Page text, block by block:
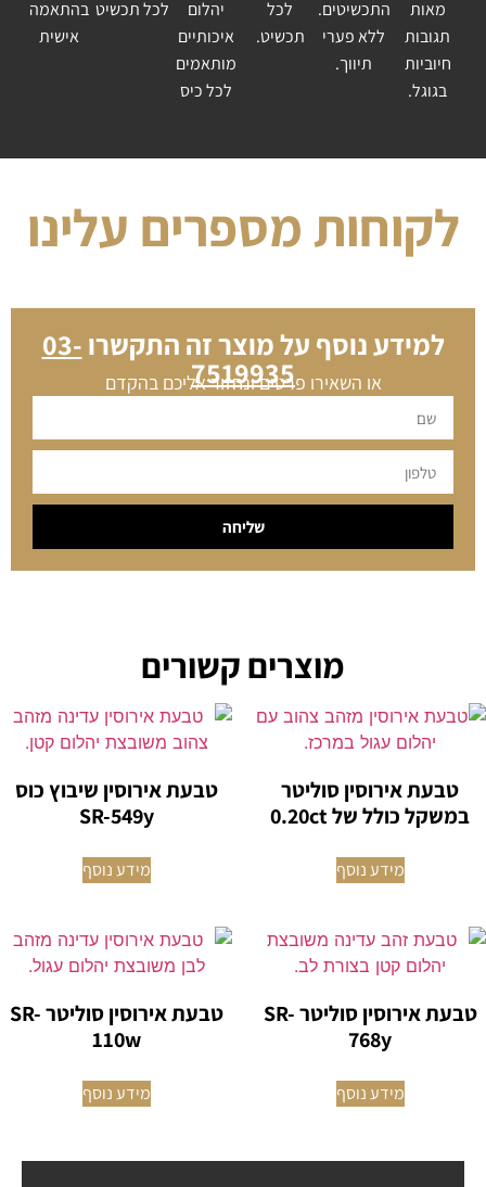
מאות
תגובות
חיוביות
בגוגל.
התכשיטים.
ללא פערי
תיווך.
לכל
תכשיט.
יהלום
איכותיים
מותאמים
לכל כיס
לכל תכשיט בהתאמה
אישית
לקוחות מספרים עלינו
למידע נוסף על מוצר זה התקשרו 03-
7519935
או השאירו פרטים ונחזור אליכם בהקדם
שליחה
מוצרים קשורים
טבעת אירוסין סוליטר
במשקל כולל של 0.20ct
מידע נוסף
טבעת אירוסין שיבוץ כוס
SR-549y
מידע נוסף
טבעת אירוסין סוליטר SR-
768y
מידע נוסף
טבעת אירוסין סוליטר SR-
110w
מידע נוסף